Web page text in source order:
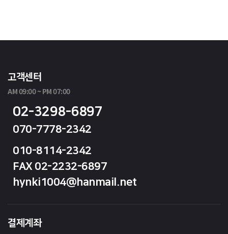
고객센터
AM 09:00 ~ PM 07:00
02-3298-6897
070-7778-2342
010-8114-2342
FAX 02-2232-6897
hynki1004@hanmail.net
결제계좌